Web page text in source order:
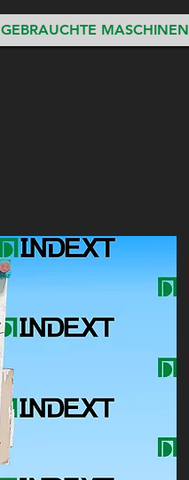
GEBRAUCHTE MASCHINEN